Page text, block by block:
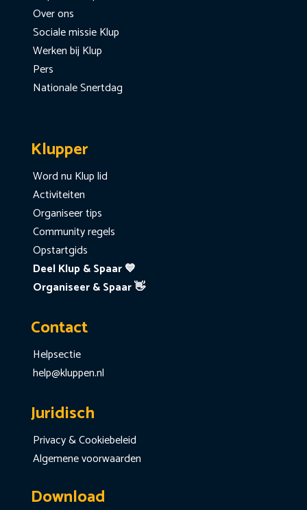
Over ons
Sociale missie Klup
Werken bij Klup
Pers
Nationale Snertdag
Klupper
Word nu Klup lid
Activiteiten
Organiseer tips
Community regels
Opstartgids
Deel Klup & Spaar 💙
Organiseer & Spaar 👋
Contact
Helpsectie
help@kluppen.nl
Juridisch
Privacy & Cookiebeleid
Algemene voorwaarden
Download